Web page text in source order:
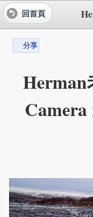
回首頁
分享
Herman